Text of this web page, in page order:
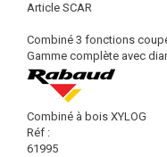
Article SCAR
Combiné 3 fonctions
Gamme complète avec
Combiné à bois XYLOG
Réf :
61995